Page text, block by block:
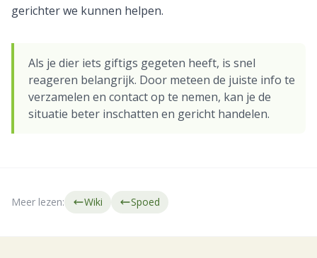
gerichter we kunnen helpen.
Als je dier iets giftigs gegeten heeft, is snel
reageren belangrijk. Door meteen de juiste info te
verzamelen en contact op te nemen, kan je de
situatie beter inschatten en gericht handelen.
Meer lezen: Wiki Spoed